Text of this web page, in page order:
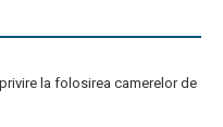
la folosirea camerelor de